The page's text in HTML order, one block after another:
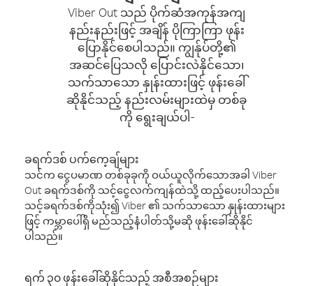
Viber Out သည် ပိုက်ဆံအကုန်အကျ
နည်းနည်းဖြင့် အချိန် ပိုကြာကြာ ဖုန်း
ပြောနိုင်စေပါသည်။ ကျွန်ုပ်တို့၏
အဆင်ပြေသလို ပြောင်းလဲနိုင်သော၊
သက်သာသော နှုန်းထားဖြင့် ဖုန်းခေါ်
ဆိုနိုင်သည့် နည်းလမ်းများထဲမှ တစ်ခု
ကို ရွေးချယ်ပါ-
ခရက်ဒစ် ပက်ကေ့ချ်များ
သင်က ငွေပမာဏ တစ်ခုခုကို ဝယ်ယူလိုက်သောအခါ Viber
Out ခရက်ဒစ်ကို သင့်ငွေလက်ကျန်ထဲသို့ ထည့်ပေးပါသည်။
သင့်ခရက်ဒစ်ကိုသုံး၍ Viber ၏ သက်သာသော နှုန်းထားများ
ဖြင့် ကမ္ဘာပေါ်ရှိ မည်သည့်နံပါတ်သို့မဆို ဖုန်းခေါ်ဆိုနိုင်
ပါသည်။
ရက် ၃၀ ဖုန်းခေါ်ဆိုနိုင်သည့် အစီအစဉ်များ